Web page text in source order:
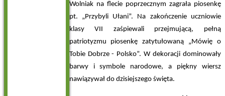
Wolniak na flecie poprzecznym zagrała piosenkę
pt. „Przybyli Ułani”. Na zakończenie uczniowie
klasy VII zaśpiewali przejmującą, pełną
patriotyzmu piosenkę zatytułowaną „Mówię o
Tobie Dobrze - Polsko”. W dekoracji dominowały
barwy i symbole narodowe, a piękny wiersz
nawiązywał do dzisiejszego święta.